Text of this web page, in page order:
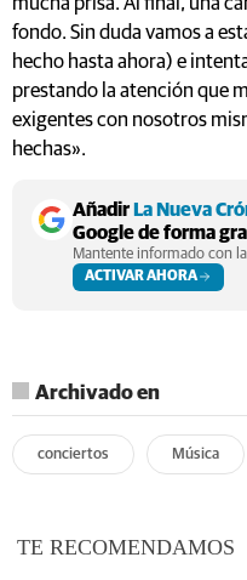
fondo. Sin duda vamos a
hecho hasta ahora) e
prestando la atención que
exigentes con nosotros
hechas».
AñadirLa Nueva
Google de forma
Mantente informado con
ACTIVAR AHORA
Archivado en
conciertos Música
TE RECOMENDAMOS